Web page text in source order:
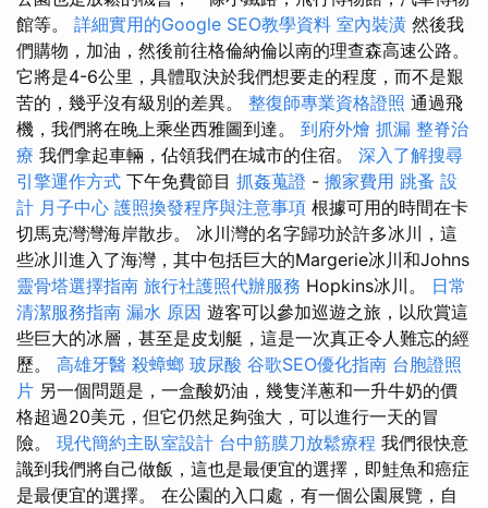
館等。 詳細實用的Google SEO教學資料 室內裝潢 然後我
們購物，加油，然後前往格倫納倫以南的理查森高速公路。
它將是4-6公里，具體取決於我們想要走的程度，而不是艱
苦的，幾乎沒有級別的差異。 整復師專業資格證照 通過飛
機，我們將在晚上乘坐西雅圖到達。 到府外燴 抓漏 整脊治
療 我們拿起車輛，佔領我們在城市的住宿。 深入了解搜尋
引擎運作方式 下午免費節目 抓姦蒐證 - 搬家費用 跳蚤 設
計 月子中心 護照換發程序與注意事項 根據可用的時間在卡
切馬克灣灣海岸散步。 冰川灣的名字歸功於許多冰川，這
些冰川進入了海灣，其中包括巨大的Margerie冰川和Johns
靈骨塔選擇指南 旅行社護照代辦服務 Hopkins冰川。 日常
清潔服務指南 漏水 原因 遊客可以參加巡遊之旅，以欣賞這
些巨大的冰層，甚至是皮划艇，這是一次真正令人難忘的經
歷。 高雄牙醫 殺蟑螂 玻尿酸 谷歌SEO優化指南 台胞證照
片 另一個問題是，一盒酸奶油，幾隻洋蔥和一升牛奶的價
格超過20美元，但它仍然足夠強大，可以進行一天的冒
險。 現代簡約主臥室設計 台中筋膜刀放鬆療程 我們很快意
識到我們將自己做飯，這也是最便宜的選擇，即鮭魚和癌症
是最便宜的選擇。 在公園的入口處，有一個公園展覽，自